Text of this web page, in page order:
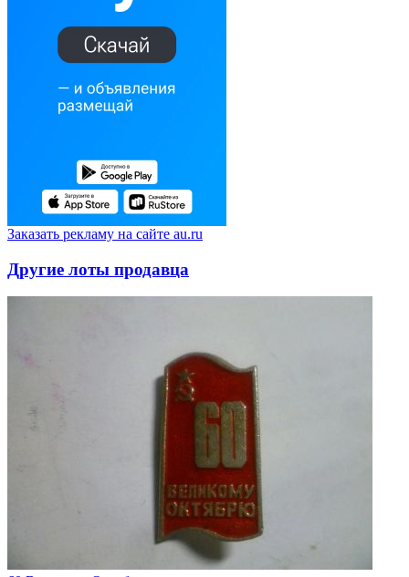
Заказать рекламу на сайте au.ru
Другие лоты продавца